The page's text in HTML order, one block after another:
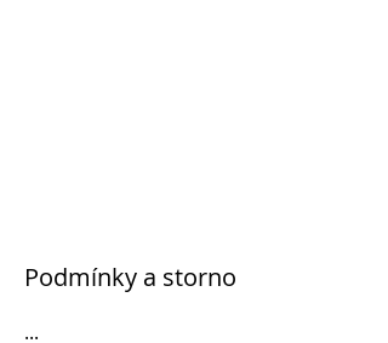
Podmínky a storno
...